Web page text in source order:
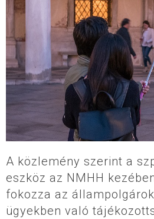
A közlemény szerint a
eszköz az NMHH
fokozza az
ügyekben való